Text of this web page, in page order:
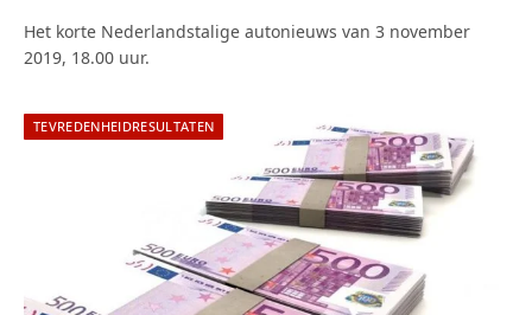
Het korte Nederlandstalige autonieuws van 3 november
2019, 18.00 uur.
TEVREDENHEIDRESULTATEN